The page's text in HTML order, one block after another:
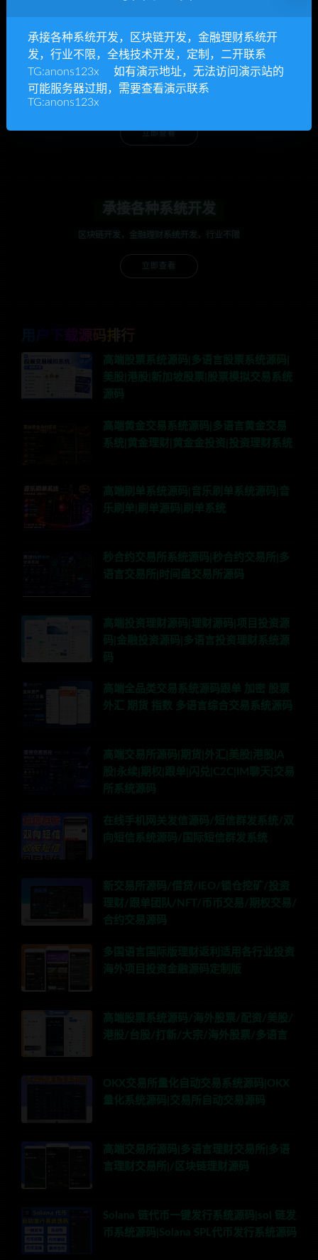
anons123x
开通VIP或充值联系Telegram客服
立即查看
承接各种系统开发
区块链开发，金融理财系统开发，行业不限
立即查看
用户下载源码排行
高端股票系统源码|多语言股票系统源码|
美股|港股|新加坡股票|股票模拟交易系统
源码
高端黄金交易系统源码|多语言黄金交易
系统|黄金理财|黄金金投资|投资理财系统
高端刷单系统源码|音乐刷单系统源码|音
乐刷单|刷单源码|刷单系统
秒合约交易所系统源码|秒合约交易所|多
语言交易所|时间盘交易所源码
高端投资理财源码|理财源码|项目投资源
码|金融投资源码|多语言投资理财系统源
码
高端全品类交易系统源码跟单 加密 股票
外汇 期货 指数 多语言综合交易系统源码
高端交易所源码|期货|外汇|美股|港股|A
股|永续|期权|跟单|闪兑|C2C|IM聊天|交易
所系统源码
在线手机网关发信源码/短信群发系统/双
向短信系统源码/国际短信群发系统
新交易所源码/借贷/IEO/锁仓挖矿/投资
理财/跟单团队/NFT/币币交易/期权交易/
合约交易源码
多国语言国际版理财返利适用各行业投资
海外项目投资金融源码定制版
高端股票系统源码/海外股票/配资/美股/
港股/台股/打新/大宗/海外股票/多语言
OKX交易所量化自动交易系统源码|OKX
量化系统源码|交易所自动交易源码
高端交易所源码|多语言理财交易所|多语
言理财交易所|/区块链理财源码
Solana 链代币一键发行系统源码|sol 链发
币系统源码|Solana SPL代币发行系统源码
承接各种系统开发，区块链开发，金融理财系统开
发，行业不限，全栈技术开发，定制，二开联系
TG:anons123x 如有演示地址，无法访问演示站的
可能服务器过期，需要查看演示联系
TG:anons123x